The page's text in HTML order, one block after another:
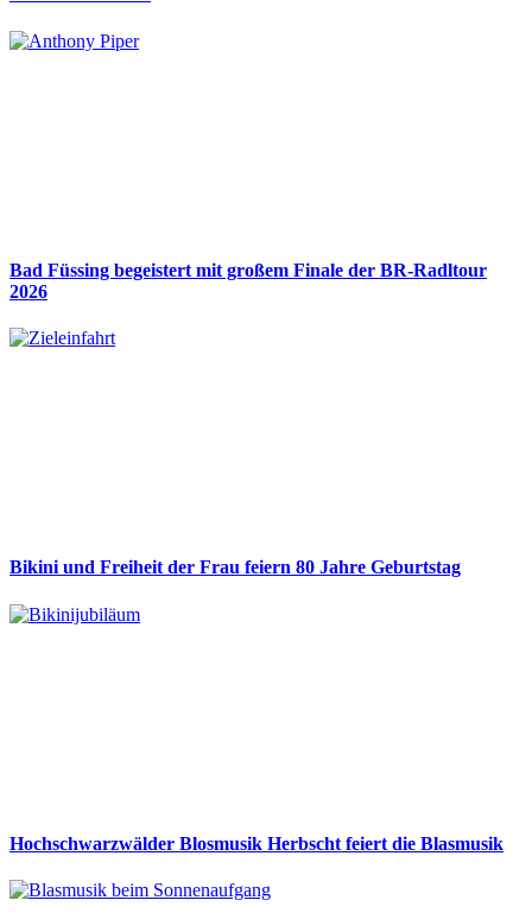
Bad Füssing begeistert mit großem Finale der BR-Radltour
2026
Bikini und Freiheit der Frau feiern 80 Jahre Geburtstag
Hochschwarzwälder Blosmusik Herbscht feiert die Blasmusik